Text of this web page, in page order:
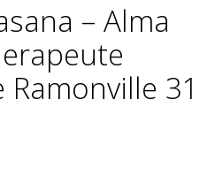
– Alma
31